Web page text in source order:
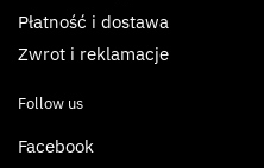
Płatność i dostawa
Zwrot i reklamacje
Follow us
Facebook